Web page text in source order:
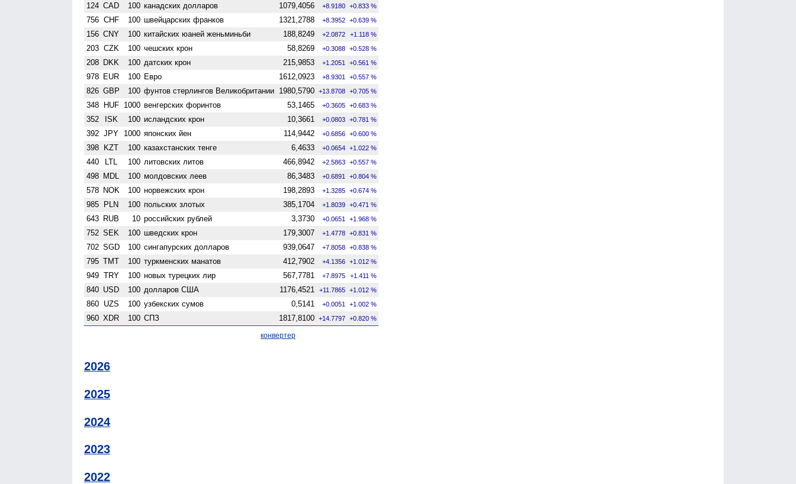
124 CAD 100 канадских долларов 1079,4056 +8.9180 +0.833 %
756 CHF 100 швейцарских франков 1321,2788 +8.3952 +0.639 %
156 CNY 100 китайских юаней женьминьби 188,8249 +2.0872 +1.118 %
203 CZK 100 чешских крон 58,8269 +0.3088 +0.528 %
208 DKK 100 датских крон 215,9853 +1.2051 +0.561 %
978 EUR 100 Евро 1612,0923 +8.9301 +0.557 %
826 GBP 100 фунтов стерлингов Велико­британии 1980,5790 +13.8708 +0.705 %
348 HUF 1000 венгерских форинтов 53,1465 +0.3605 +0.683 %
352 ISK 100 исландских крон 10,3661 +0.0803 +0.781 %
392 JPY 1000 японских йен 114,9442 +0.6856 +0.600 %
398 KZT 100 казахстанских тенге 6,4633 +0.0654 +1.022 %
440 LTL 100 литовских литов 466,8942 +2.5863 +0.557 %
498 MDL 100 молдовских леев 86,3483 +0.6891 +0.804 %
578 NOK 100 норвежских крон 198,2893 +1.3285 +0.674 %
985 PLN 100 польских злотых 385,1704 +1.8039 +0.471 %
643 RUB 10 российских рублей 3,3730 +0.0651 +1.968 %
752 SEK 100 шведских крон 179,3007 +1.4778 +0.831 %
702 SGD 100 сингапурских долларов 939,0647 +7.8058 +0.838 %
795 TMT 100 туркменских манатов 412,7902 +4.1356 +1.012 %
949 TRY 100 новых турецких лир 567,7781 +7.8975 +1.411 %
840 USD 100 долларов США 1176,4521 +11.7865 +1.012 %
860 UZS 100 узбекских сумов 0,5141 +0.0051 +1.002 %
960 XDR 100 СПЗ 1817,8100 +14.7797 +0.820 %
конвертер
2026
2025
2024
2023
2022